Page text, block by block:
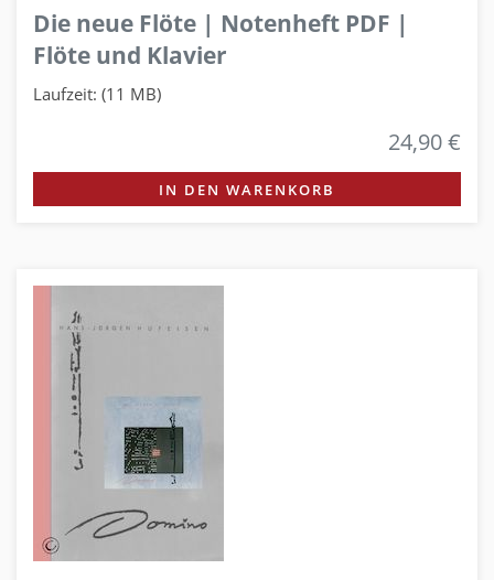
Die neue Flöte | Notenheft PDF |
Flöte und Klavier
Laufzeit: (11 MB)
24,90 €
IN DEN WARENKORB